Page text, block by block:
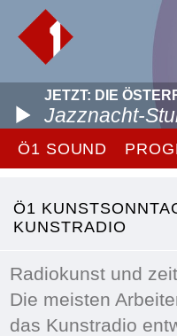
JETZT: DIE
Jazznacht-
Ö1 SOUND
Ö1
KUNSTRADIO
Radiokunst und
Die meisten
das Kunstradio